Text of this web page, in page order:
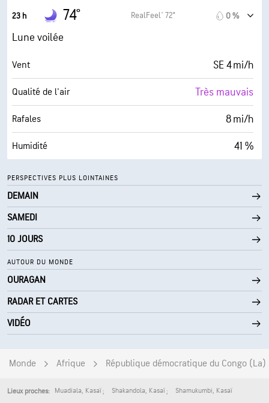
Point de rosée
AccuLumen Brightness Index™
Couverture nuageuse 0 %
Visibilité 6 mi
Plafond nuageux 30000 pi
23 h 74° RealFeel® 72° 0 %
Lune voilée
Vent SE 4 mi/h
Qualité de l'air Très mauvais
Rafales 8 mi/h
Humidité 41 %
AccuLumen Brightness Index™ 0 (Sombre)
Couverture nuageuse 0 %
Visibilité 6 mi
Plafond nuageux 30000 pi
PERSPECTIVES PLUS LOINTAINES
DEMAIN
SAMEDI
10 JOURS
AUTOUR DU MONDE
OURAGAN
RADAR ET CARTES
VIDÉO
Monde Afrique République démocratique du Congo (La)
Lieux proches: Muadiala, Kasaï Shakandola, Kasaï Shamukumbi, Kasaï